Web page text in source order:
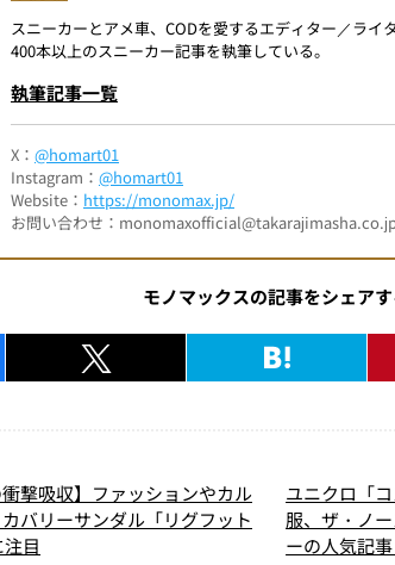
スニーカーとアメ車、CODを愛するエディター／ライ
400本以上のスニーカー記事を執筆している。
執筆記事一覧
X： @homart01
Instagram： @homart01
Website： https://monomax.jp/
お問い合わせ：
モノマックスの記事をシェア
衝撃吸収】ファッションやカル
バリーサンダル「リグフット
目
ユニクロ「
服、ザ・ノ
ーの人気記事